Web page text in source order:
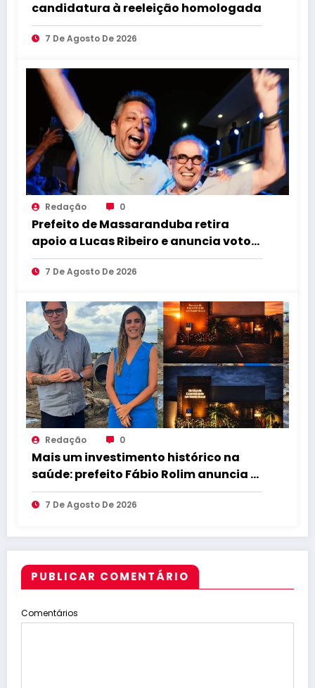
candidatura à reeleição homologada
7 De Agosto De 2026
Redação 0
Prefeito de Massaranduba retira
apoio a Lucas Ribeiro e anuncia voto
em Cícero para o Governo
7 De Agosto De 2026
Redação 0
Mais um investimento histórico na
saúde: prefeito Fábio Rolim anuncia a
construção de um Centro
Especializado de Saúde Bucal que
odontológico em Caldas Brandão-PB
7 De Agosto De 2026
PUBLICAR COMENTÁRIO
Comentários